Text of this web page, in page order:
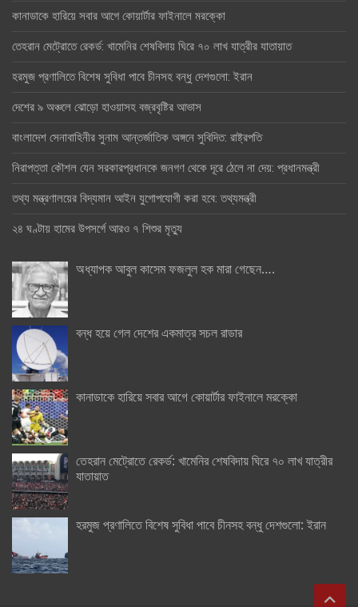
কানাডাকে হারিয়ে সবার আগে কোয়ার্টার ফাইনালে মরক্কো
তেহরান মেট্রোতে রেকর্ড: খামেনির শেষবিদায় ঘিরে ৭০ লাখ যাত্রীর যাতায়াত
হরমুজ প্রণালিতে বিশেষ সুবিধা পাবে চীনসহ বন্ধু দেশগুলো: ইরান
দেশের ৯ অঞ্চলে ঝোড়ো হাওয়াসহ বজ্রবৃষ্টির আভাস
বাংলাদেশ সেনাবাহিনীর সুনাম আন্তর্জাতিক অঙ্গনে সুবিদিত: রাষ্ট্রপতি
নিরাপত্তা কৌশল যেন সরকারপ্রধানকে জনগণ থেকে দূরে ঠেলে না দেয়: প্রধানমন্ত্রী
তথ্য মন্ত্রণালয়ের বিদ্যমান আইন যুগোপযোগী করা হবে: তথ্যমন্ত্রী
২৪ ঘণ্টায় হামের উপসর্গে আরও ৭ শিশুর মৃত্যু
অধ্যাপক আবুল কাসেম ফজলুল হক মারা গেছেন….
বন্ধ হয়ে গেল দেশের একমাত্র সচল রাডার
কানাডাকে হারিয়ে সবার আগে কোয়ার্টার ফাইনালে মরক্কো
তেহরান মেট্রোতে রেকর্ড: খামেনির শেষবিদায় ঘিরে ৭০ লাখ যাত্রীর
যাতায়াত
হরমুজ প্রণালিতে বিশেষ সুবিধা পাবে চীনসহ বন্ধু দেশগুলো: ইরান